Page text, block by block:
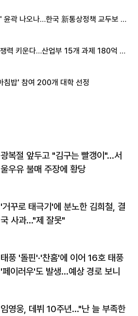
윤곽 나오나…한국 新통상정책 교두보 활
력 키운다…산업부 15개 과제 180억 지
침밥' 참여 200개 대학 선정
광복절 앞두고 "김구는 빨갱이"…서
울우유 불매 주장에 황당
'거꾸로 태극기'에 분노한 김희철, 결
국 사과…"제 잘못"
태풍 '돌핀'·'찬홈'에 이어 16호 태풍
'페이러우'도 발생…예상 경로 보니
임영웅, 데뷔 10주년…"난 늘 부족한